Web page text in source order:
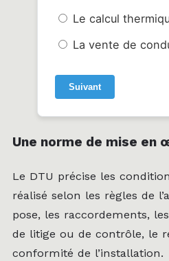
Le calcul
La vente de
Suivant
Une norme de mise en
Le DTU précise les
réalisé selon les règles de
pose, les raccordements,
de litige ou de contrôle, le
conformité de l’installation.